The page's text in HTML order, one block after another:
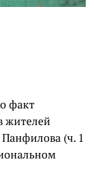
факт
жителей
(ч. 1